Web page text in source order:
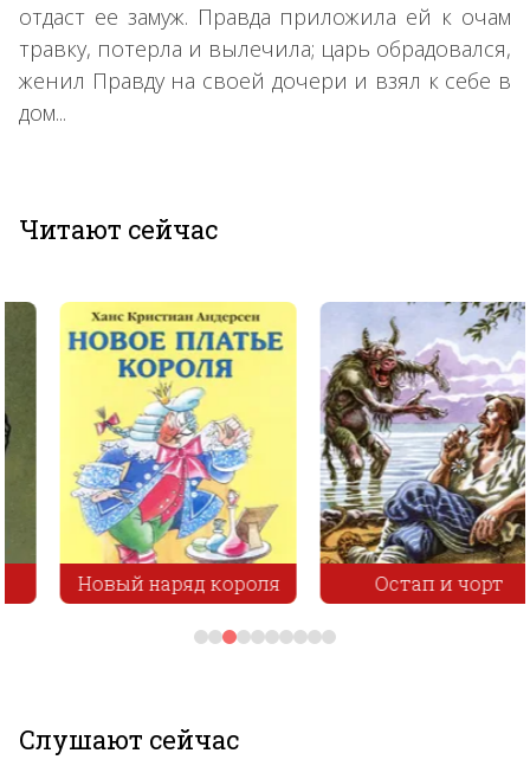
отдаст ее замуж. Правда приложила ей к очам
травку, потерла и вылечила; царь обрадовался,
женил Правду на своей дочери и взял к себе в
дом...
Читают сейчас
Новый наряд короля Остап и чорт
Слушают сейчас